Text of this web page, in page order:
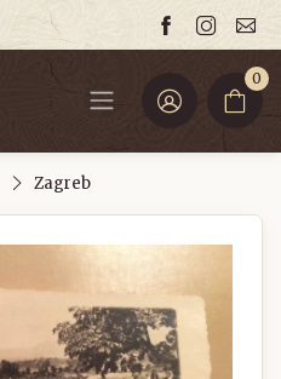
0
Zagreb